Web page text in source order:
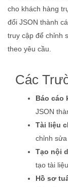
cho khách hàng
đổi JSON thành
truy cập để chỉnh
theo yêu cầu.
Các
Báo cáo
JSON
Tài liệu
chỉnh
Tạo nội
tạo tài
Hồ sơ